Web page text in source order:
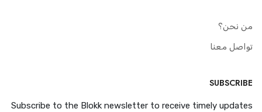
من نحن؟
تواصل معنا
SUBSCRIBE
Subscribe to the Blokk newsletter to receive timely updates